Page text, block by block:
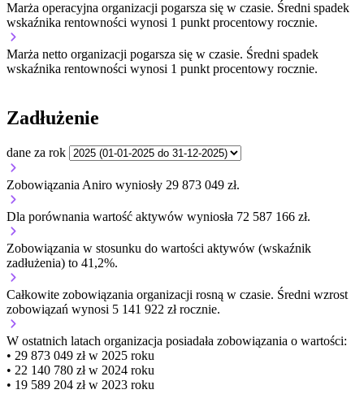
Marża operacyjna organizacji pogarsza się w czasie. Średni spadek
wskaźnika rentowności wynosi 1 punkt procentowy rocznie.
Marża netto organizacji pogarsza się w czasie. Średni spadek
wskaźnika rentowności wynosi 1 punkt procentowy rocznie.
Zadłużenie
dane za rok
Zobowiązania Aniro wyniosły 29 873 049 zł.
Dla porównania wartość aktywów wyniosła 72 587 166 zł.
Zobowiązania w stosunku do wartości aktywów (wskaźnik
zadłużenia) to 41,2%.
Całkowite zobowiązania organizacji rosną w czasie. Średni wzrost
zobowiązań wynosi 5 141 922 zł rocznie.
W ostatnich latach organizacja posiadała zobowiązania o wartości:
• 29 873 049 zł w 2025 roku
• 22 140 780 zł w 2024 roku
• 19 589 204 zł w 2023 roku